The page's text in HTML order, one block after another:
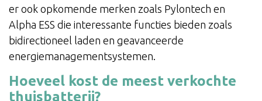
er ook opkomende merken zoals Pylontech en
Alpha ESS die interessante functies bieden zoals
bidirectioneel laden en geavanceerde
energiemanagementsystemen.
Hoeveel kost de meest verkochte
thuisbatterij?